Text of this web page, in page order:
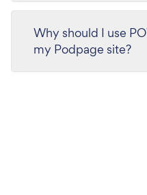
Why should I use
my Podpage site?